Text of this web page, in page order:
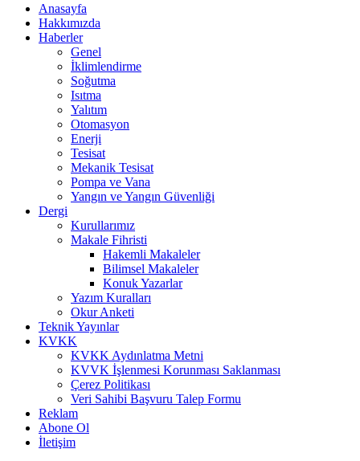
Anasayfa
Hakkımızda
Haberler
Genel
İklimlendirme
Soğutma
Isıtma
Yalıtım
Otomasyon
Enerji
Tesisat
Mekanik Tesisat
Pompa ve Vana
Yangın ve Yangın Güvenliği
Dergi
Kurullarımız
Makale Fihristi
Hakemli Makaleler
Bilimsel Makaleler
Konuk Yazarlar
Yazım Kuralları
Okur Anketi
Teknik Yayınlar
KVKK
KVKK Aydınlatma Metni
KVVK İşlenmesi Korunması Saklanması
Çerez Politikası
Veri Sahibi Başvuru Talep Formu
Reklam
Abone Ol
İletişim